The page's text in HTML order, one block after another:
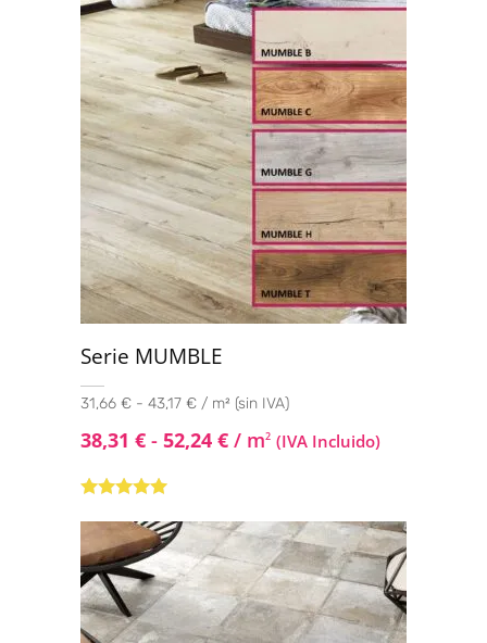
Serie MUMBLE
31,66 € - 43,17 € / m² (sin IVA)
38,31 € - 52,24 € / m2 (IVA Incluido)
5.00de 5